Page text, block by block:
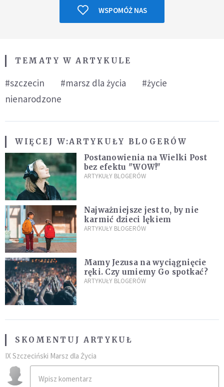
WSPOMÓŻ NAS
TEMATY W ARTYKULE
#szczecin #marsz dla życia
#życie
nienarodzone
WIĘCEJ W:ARTYKUŁY BLOGERÓW
Postanowienia na Wielki Post
bez efektu "WOW!"
ARTYKUŁY BLOGERÓW
Najważniejsze jest to, by nie
karmić dzieci lękiem
ARTYKUŁY BLOGERÓW
Mamy Jezusa na wyciągnięcie
ręki. Czy umiemy Go spotkać?
ARTYKUŁY BLOGERÓW
SKOMENTUJ ARTYKUŁ
IX Szczeciński Marsz dla Życia